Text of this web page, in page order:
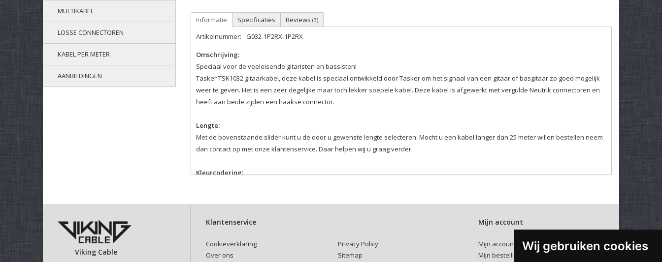
Wij gebruiken cookies
MULTIKABEL
LOSSE CONNECTOREN
KABEL PER METER
AANBIEDINGEN
Informatie Specificaties Reviews (3)
Artikelnummer: G032-1P2RX-1P2RX
Omschrijving:
Speciaal voor de veeleisende gitaristen en bassisten!
Tasker TSK1032 gitaarkabel, deze kabel is speciaal ontwikkeld door Tasker om het signaal van een gitaar of basgitaar zo goed mogelijk
weer te geven. Het is een zeer degelijke maar toch lekker soepele kabel. Deze kabel is afgewerkt met vergulde Neutrik connectoren en
heeft aan beide zijden een haakse connector.
Lengte:
Met de bovenstaande slider kunt u de door u gewenste lengte selecteren. Mocht u een kabel langer dan 25 meter willen bestellen neem
dan contact op met onze klantenservice. Daar helpen wij u graag verder.
Kleurcodering:
Velcro kabelbinder:
Deze klittenband kabelbinders zijn makkelijk en veelvuldig te gebruiken.
Viking Cable
Klantenservice
Cookieverklaring
Over ons
Privacy Policy
Sitemap
Mijn account
Mijn account
Mijn bestellingen